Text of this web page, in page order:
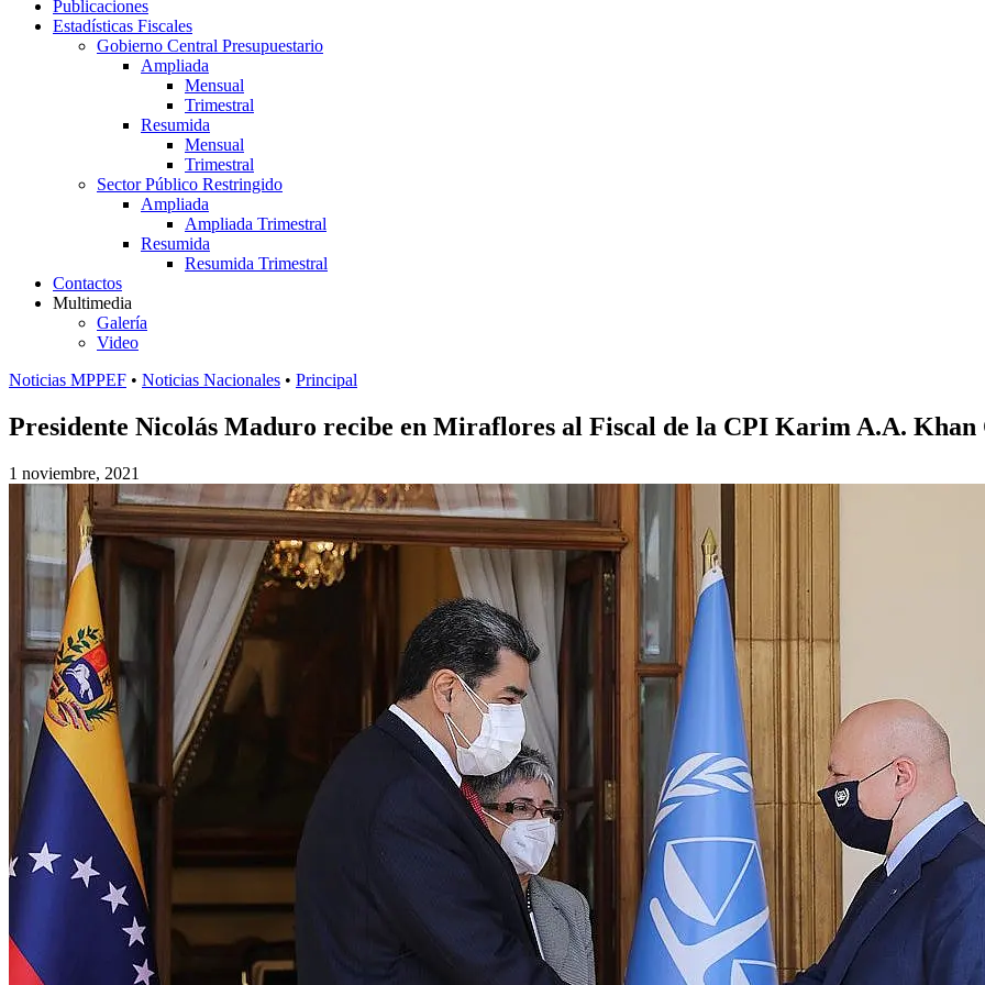
Publicaciones
Estadísticas Fiscales
Gobierno Central Presupuestario
Ampliada
Mensual
Trimestral
Resumida
Mensual
Trimestral
Sector Público Restringido
Ampliada
Ampliada Trimestral
Resumida
Resumida Trimestral
Contactos
Multimedia
Galería
Video
Noticias MPPEF • Noticias Nacionales • Principal
Presidente Nicolás Maduro recibe en Miraflores al Fiscal de la CPI Karim A.A. Khan
1 noviembre, 2021